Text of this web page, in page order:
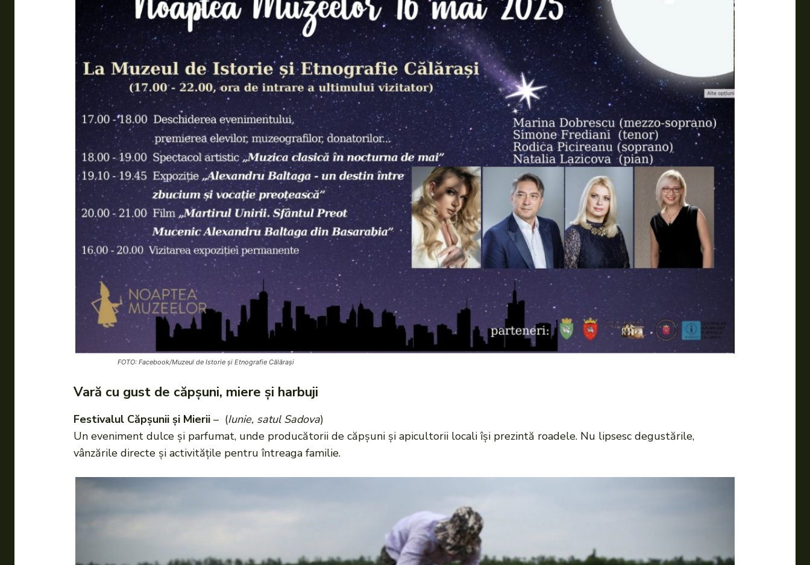
FOTO: Facebook/Muzeul de Istorie și Etnografie Călărași
Vară cu gust de căpșuni, miere și harbuji
Festivalul Căpșunii și Mierii – (Iunie, satul Sadova)
Un eveniment dulce și parfumat, unde producătorii de căpșuni și apicultorii locali își prezintă roadele. Nu lipsesc degustările,
vânzările directe și activitățile pentru întreaga familie.